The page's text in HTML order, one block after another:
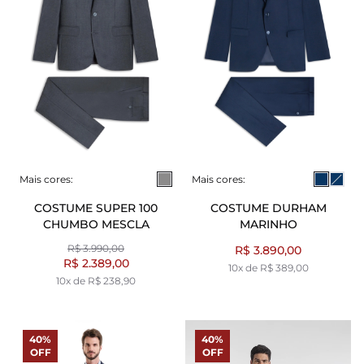
Mais cores:
COSTUME SUPER 100
CHUMBO MESCLA
R$ 3.990,00
R$ 2.389,00
10x de R$ 238,90
Mais cores:
COSTUME DURHAM
MARINHO
R$ 3.890,00
10x de R$ 389,00
40%
OFF
40%
OFF